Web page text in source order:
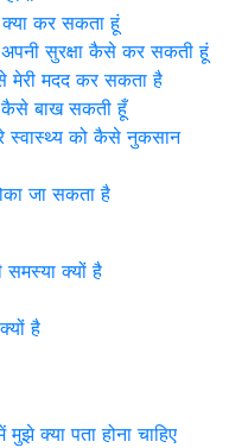
क्या कर सकता हूं
सुरक्षा कैसे कर सकती हूं
मेरी मदद कर सकता है
कैसे बाख सकती हूँ
स्वास्थ्य को कैसे नुकसान
जा सकता है
क्यों है
है
क्या पता होना चाहिए